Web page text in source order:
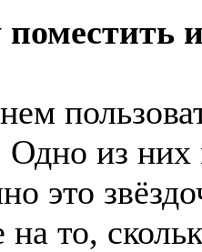
Одно из
это
то,